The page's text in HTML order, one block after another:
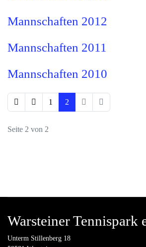
Mannschaften 2012
Mannschaften 2011
Mannschaften 2010
1 2
Seite 2 von 2
Warsteiner Tennispark
Unterm Stillenberg 18